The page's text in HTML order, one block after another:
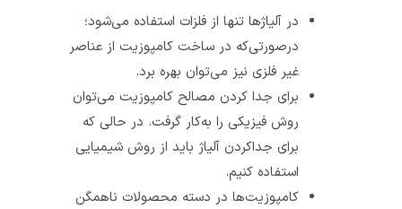
در آلیاژ‌ها تنها از فلزات استفاده می‌شود؛
در­صورتی­‌که در ساخت کامپوزیت از عناصر
غیر فلزی نیز می‌توان بهره برد.
برای جدا کردن مصالح کامپوزیت می‌توان
روش فیزیکی را به­‌کار گرفت. در حالی که
برای جداکردن آلیاژ باید از روش شیمیایی
استفاده کنیم.
کامپوزیت‌ها در دسته محصولات ناهمگن